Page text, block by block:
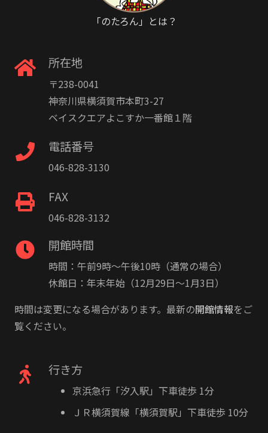
「のたろん」とは？
所在地
〒238-0041
神奈川県横須賀市本町3-27
ベイスクエアよこすか一番館１階
電話番号
046-828-3130
FAX
046-828-3132
開館時間
時間：午前9時〜午後10時（通常の場合）
休館日：年末年始（12月29日〜1月3日）
時間は変更になる場合があります。最新の開館情報をご
覧ください。
行き方
京浜急行「汐入駅」下車徒歩 1分
ＪＲ横須賀線「横須賀駅」下車徒歩 10分